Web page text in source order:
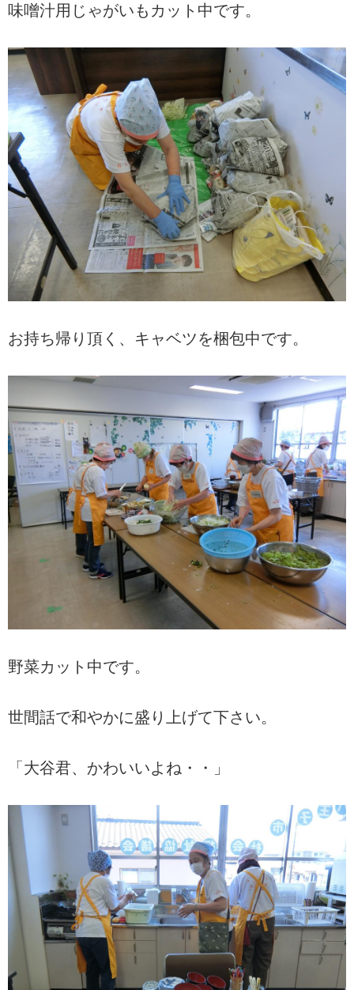
味噌汁用じゃがいもカット中です。
お持ち帰り頂く、キャベツを梱包中です。
野菜カット中です。
世間話で和やかに盛り上げて下さい。
「大谷君、かわいいよね・・」